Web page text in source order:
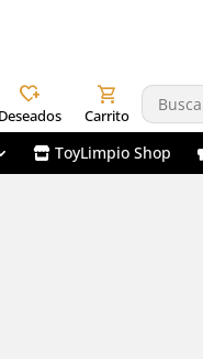
heart_plus
Deseados
shopping_cart
Carrito
ToyLimpio Shop